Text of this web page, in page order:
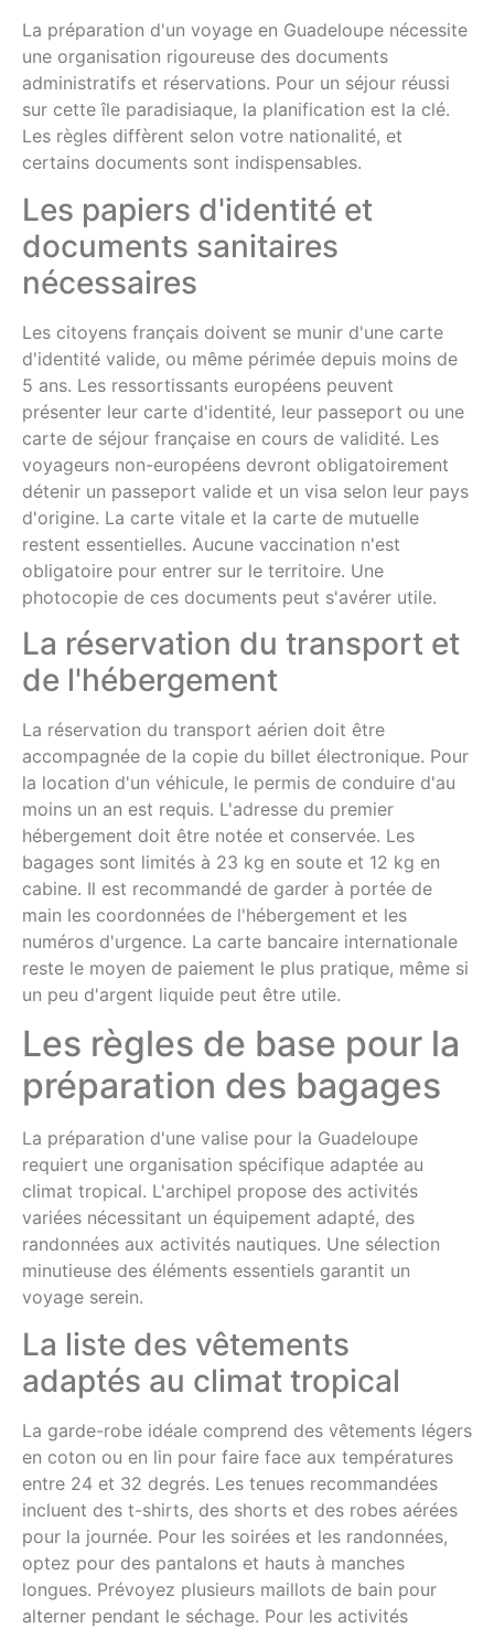
La préparation d'un voyage en Guadeloupe nécessite
une organisation rigoureuse des documents
administratifs et réservations. Pour un séjour réussi
sur cette île paradisiaque, la planification est la clé.
Les règles diffèrent selon votre nationalité, et
certains documents sont indispensables.
Les papiers d'identité et
documents sanitaires
nécessaires
Les citoyens français doivent se munir d'une carte
d'identité valide, ou même périmée depuis moins de
5 ans. Les ressortissants européens peuvent
présenter leur carte d'identité, leur passeport ou une
carte de séjour française en cours de validité. Les
voyageurs non-européens devront obligatoirement
détenir un passeport valide et un visa selon leur pays
d'origine. La carte vitale et la carte de mutuelle
restent essentielles. Aucune vaccination n'est
obligatoire pour entrer sur le territoire. Une
photocopie de ces documents peut s'avérer utile.
La réservation du transport et
de l'hébergement
La réservation du transport aérien doit être
accompagnée de la copie du billet électronique. Pour
la location d'un véhicule, le permis de conduire d'au
moins un an est requis. L'adresse du premier
hébergement doit être notée et conservée. Les
bagages sont limités à 23 kg en soute et 12 kg en
cabine. Il est recommandé de garder à portée de
main les coordonnées de l'hébergement et les
numéros d'urgence. La carte bancaire internationale
reste le moyen de paiement le plus pratique, même si
un peu d'argent liquide peut être utile.
Les règles de base pour la
préparation des bagages
La préparation d'une valise pour la Guadeloupe
requiert une organisation spécifique adaptée au
climat tropical. L'archipel propose des activités
variées nécessitant un équipement adapté, des
randonnées aux activités nautiques. Une sélection
minutieuse des éléments essentiels garantit un
voyage serein.
La liste des vêtements
adaptés au climat tropical
La garde-robe idéale comprend des vêtements légers
en coton ou en lin pour faire face aux températures
entre 24 et 32 degrés. Les tenues recommandées
incluent des t-shirts, des shorts et des robes aérées
pour la journée. Pour les soirées et les randonnées,
optez pour des pantalons et hauts à manches
longues. Prévoyez plusieurs maillots de bain pour
alterner pendant le séchage. Pour les activités